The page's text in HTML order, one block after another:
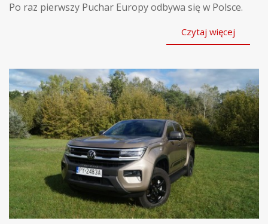
Po raz pierwszy Puchar Europy odbywa się w Polsce.
Czytaj więcej